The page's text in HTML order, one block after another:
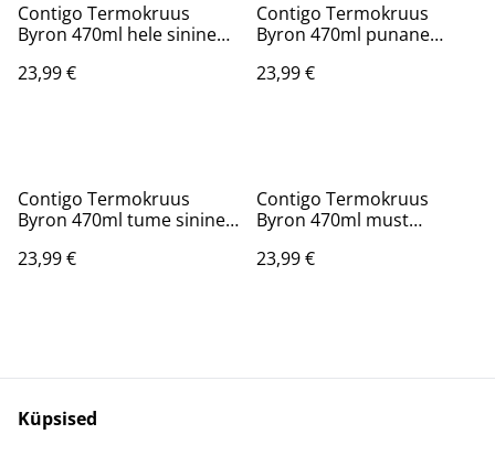
Contigo Termokruus
Byron 470ml hele sinine
23,99 €
Contigo Termokruus
Byron 470ml punane
23,99 €
Contigo Termokruus
Byron 470ml tume sinine
23,99 €
Contigo Termokruus
Byron 470ml must
23,99 €
Küpsised